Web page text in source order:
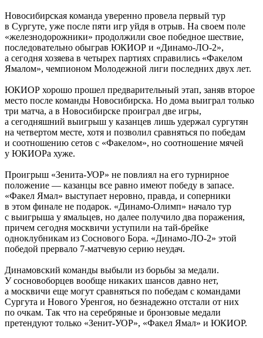
Новосибирская команда уверенно провела первый тур
в Сургуте, уже после пяти игр уйдя в отрыв. На своем поле
«железнодорожники» продолжили свое победное шествие,
последовательно обыграв ЮКИОР и «Динамо-ЛО-2»,
а сегодня хозяева в четырех партиях справились «Факелом
Ямалом», чемпионом Молодежной лиги последних двух лет.
ЮКИОР хорошо прошел предварительный этап, заняв второе
место после команды Новосибирска. Но дома выиграл только
три матча, а в Новосибирске проиграл две игры,
а сегодняшний выигрыш у казанцев лишь удержал сургутян
на четвертом месте, хотя и позволил сравняться по победам
и соотношению сетов с «Факелом», но соотношение мячей
у ЮКИОРа хуже.
Проигрыш «Зенита-УОР» не повлиял на его турнирное
положение — казанцы все равно имеют победу в запасе.
«Факел Ямал» выступает неровно, правда, и соперники
в этом финале не подарок. «Динамо-Олимп» начало тур
с выигрыша у ямальцев, но далее получило два поражения,
причем сегодня москвичи уступили на тай-брейке
одноклубникам из Соснового Бора. «Динамо-ЛО-2» этой
победой прервало 7-матчевую серию неудач.
Динамовский команды выбыли из борьбы за медали.
У сосновоборцев вообще никаких шансов давно нет,
а москвичи еще могут сравняться по победам с командами
Сургута и Нового Уренгоя, но безнадежно отстали от них
по очкам. Так что на серебряные и бронзовые медали
претендуют только «Зенит-УОР», «Факел Ямал» и ЮКИОР.